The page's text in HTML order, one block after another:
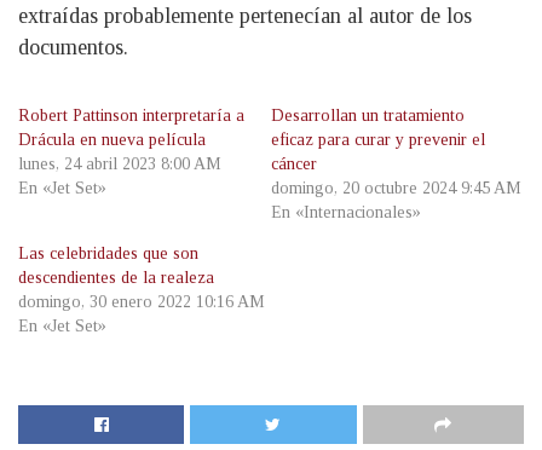
extraídas probablemente pertenecían al autor de los
documentos.
Robert Pattinson interpretaría a
Drácula en nueva película
lunes, 24 abril 2023 8:00 AM
En «Jet Set»
Desarrollan un tratamiento
eficaz para curar y prevenir el
cáncer
domingo, 20 octubre 2024 9:45 AM
En «Internacionales»
Las celebridades que son
descendientes de la realeza
domingo, 30 enero 2022 10:16 AM
En «Jet Set»